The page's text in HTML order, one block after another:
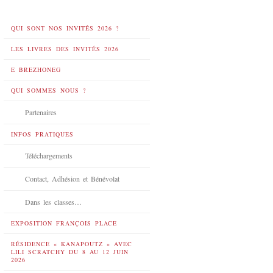
QUI SONT NOS INVITÉS 2026 ?
LES LIVRES DES INVITÉS 2026
E BREZHONEG
QUI SOMMES NOUS ?
Partenaires
INFOS PRATIQUES
Téléchargements
Contact, Adhésion et Bénévolat
Dans les classes…
EXPOSITION FRANÇOIS PLACE
RÉSIDENCE « KANAPOUTZ » AVEC
LILI SCRATCHY DU 8 AU 12 JUIN
2026